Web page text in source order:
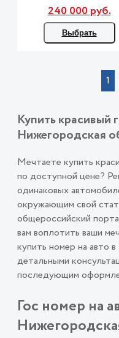
240 000 руб.
Выбрать
1
Купить красивый
Нижегородская
Мечтаете купить
по доступной цене?
одинаковых
окружающим свой
общероссийский
вам воплотить ваши
купить номер на авто
детальными
последующим
Гос номер на